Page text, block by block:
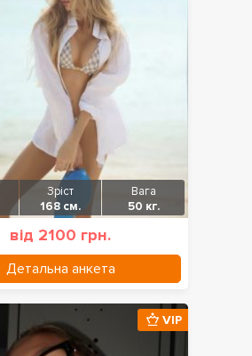
Зріст
168 см.
Вага
50 кг.
від 2100 грн.
Детальна анкета
VIP